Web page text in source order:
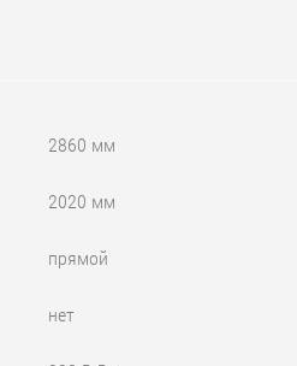
2860 мм
2020 мм
прямой
нет